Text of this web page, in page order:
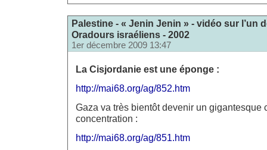
Palestine - « Jenin Jenin » - vidéo sur l’un
Oradours israéliens - 2002
1er décembre 2009 13:47
La Cisjordanie est une éponge :
http://mai68.org/ag/852.htm
Gaza va très bientôt devenir un gigantesque
concentration :
http://mai68.org/ag/851.htm